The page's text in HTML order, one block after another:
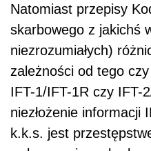
Natomiast przepisy
skarbowego z jakichś
niezrozumiałych)
zależności od tego
IFT-1/IFT-1R czy IFT-
niezłożenie informacji
k.k.s. jest